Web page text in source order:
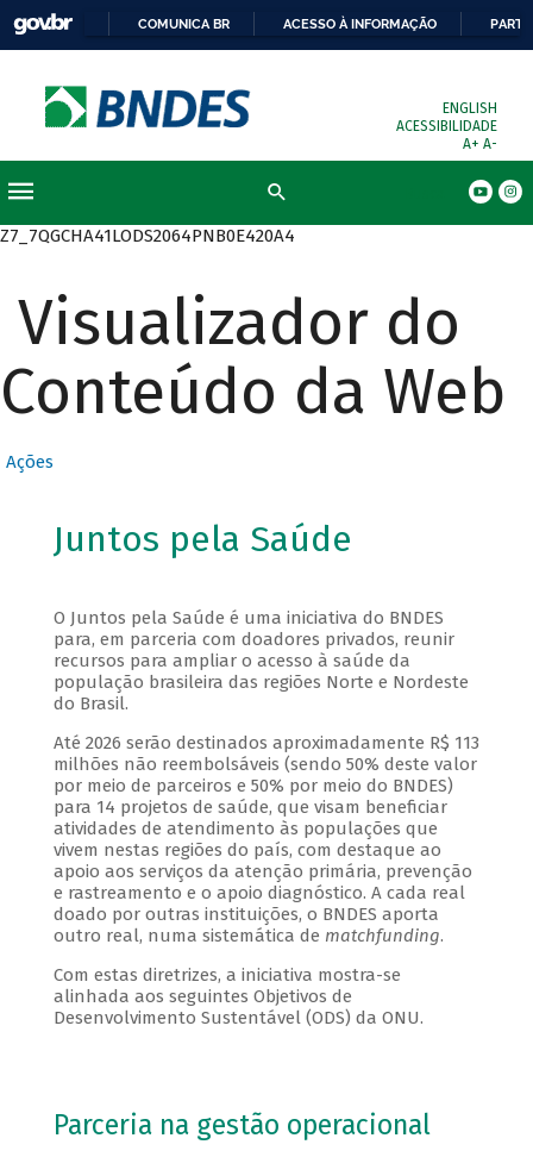
COMUNICA BR ACESSO À INFORMAÇÃO
ENGLISH
ACESSIBILIDADE
A+ A-
Z7_7QGCHA41LODS2064PNB0E420A4
Visualizador do
Conteúdo da Web
Ações
Juntos pela Saúde
O Juntos pela Saúde é uma iniciativa do BNDES
para, em parceria com doadores privados, reunir
recursos para ampliar o acesso à saúde da
população brasileira das regiões Norte e Nordeste
do Brasil.
Até 2026 serão destinados aproximadamente R$ 113
milhões não reembolsáveis (sendo 50% deste valor
por meio de parceiros e 50% por meio do BNDES)
para 14 projetos de saúde, que visam beneficiar
atividades de atendimento às populações que
vivem nestas regiões do país, com destaque ao
apoio aos serviços da atenção primária, prevenção
e rastreamento e o apoio diagnóstico. A cada real
doado por outras instituições, o BNDES aporta
outro real, numa sistemática de matchfunding.
Com estas diretrizes, a iniciativa mostra-se
alinhada aos seguintes Objetivos de
Desenvolvimento Sustentável (ODS) da ONU.
Parceria na gestão operacional